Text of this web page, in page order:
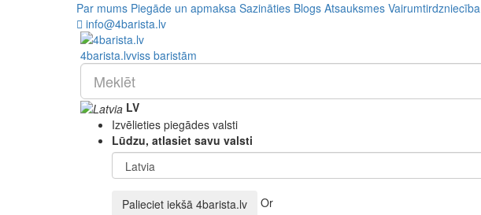
Par mums Piegāde un apmaksa Sazināties Blogs Atsauksmes Vairumtirdzniecība
info@4barista.lv
4barista.lvviss baristām
LV
Izvēlieties piegādes valsti
Lūdzu, atlasiet savu valsti
Palieciet iekšā 4barista.lv Or